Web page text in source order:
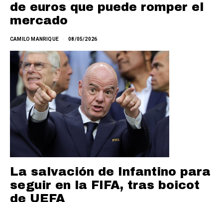
de euros que puede romper el
mercado
CAMILO MANRIQUE 08/05/2026
La salvación de Infantino para
seguir en la FIFA, tras boicot
de UEFA